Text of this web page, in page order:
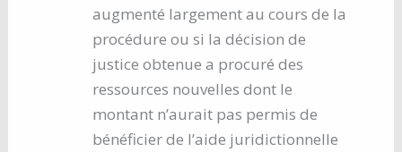
augmenté largement au cours de la
procédure ou si la décision de
justice obtenue a procuré des
ressources nouvelles dont le
montant n’aurait pas permis de
bénéficier de l’aide juridictionnelle